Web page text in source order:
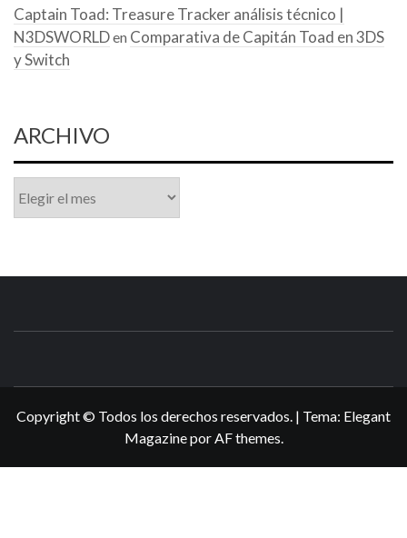
Captain Toad: Treasure Tracker análisis técnico |
N3DSWORLDen Comparativa de Capitán Toad en 3DS
y Switch
ARCHIVO
Copyright © Todos los derechos reservados. | Tema: Elegant
MagazineporAF themes.